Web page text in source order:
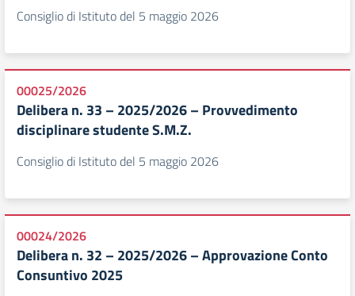
Consiglio di Istituto del 5 maggio 2026
00025/2026
Delibera n. 33 – 2025/2026 – Provvedimento
disciplinare studente S.M.Z.
Consiglio di Istituto del 5 maggio 2026
00024/2026
Delibera n. 32 – 2025/2026 – Approvazione Conto
Consuntivo 2025